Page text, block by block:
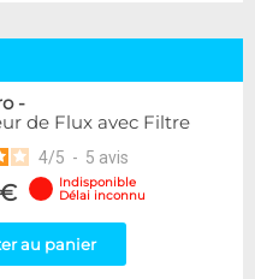
-
de Flux avec Filtre
4/5 - 5 avis
Indisponible
Délai inconnu
au panier